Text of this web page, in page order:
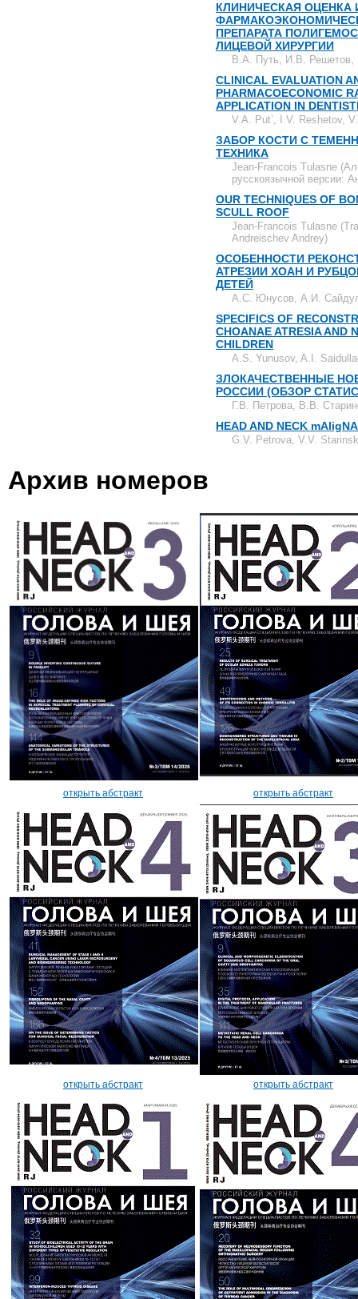
КЛИНИЧЕСКАЯ
ПРЕПАРАТА
ЛИЦЕВОЙ ХИРУРГИИ
В.А. Путь, И.В.
CLINICAL EVALUATION
PHARMACOECONOMIC
APPLICATION IN
V.A. Put’, I.V. Reshetov,
ЗАБОР КОСТИ С
ТЕХНИКА
Jean-Francois Tulasne
русскоязычной версии:
OUR TECHNIQUES OF
SCULL ROOF
Jean-Francois Tulasne
Andreischev Andrey)
ОСОБЕННОСТИ
АТРЕЗИИ ХОАН И
ДЕТЕЙ
А.С. Юнусов, А.И.
SPECIFICS OF
CHOANAE ATRESIA AND
CHILDREN
A.S. Yunusov, A.I.
ЗЛОКАЧЕСТВЕННЫЕ
РОССИИ (ОБЗОР
Г.В. Петрова, В.В.
HEAD AND NECK
G.V. Petrova, V.V.
Архив номеров
открыть абстракт открыть абстракт
открыть абстракт открыть абстракт